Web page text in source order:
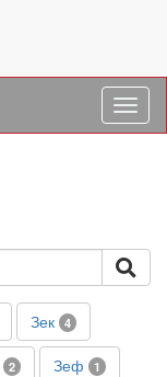
Зек 4
2 Зеф 1